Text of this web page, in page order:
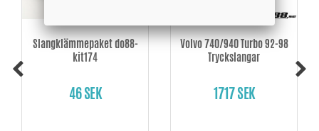
Slangklämmepaket do88-
kit174
46 SEK
Volvo 740/940 Turbo 92-98
Tryckslangar
1717 SEK